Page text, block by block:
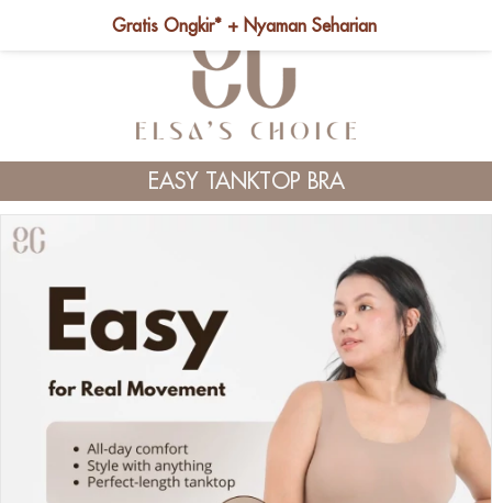
EASY TANKTOP BRA
Gratis Ongkir* + Nyaman Seharian